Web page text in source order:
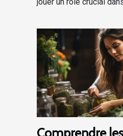
Comprendre